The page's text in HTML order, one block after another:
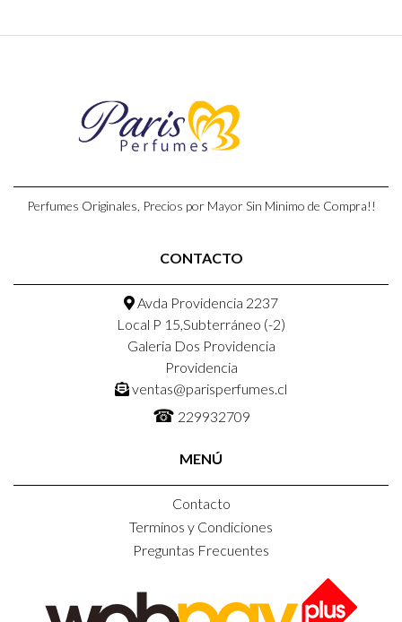
Perfumes Originales, Precios por Mayor Sin Minimo de Compra!!
CONTACTO
Avda Providencia 2237
Local P 15,Subterráneo (-2)
Galeria Dos Providencia
Providencia
ventas@parisperfumes.cl
☎ 229932709
MENÚ
Contacto
Terminos y Condiciones
Preguntas Frecuentes